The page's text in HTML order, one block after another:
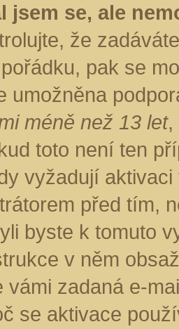
jsem se, ale
že
pak se
umožněna
méně než 13 let,
toto není ten
vyžadují
před tím,
byste k tomuto
v něm
vámi zadaná e-
se aktivace